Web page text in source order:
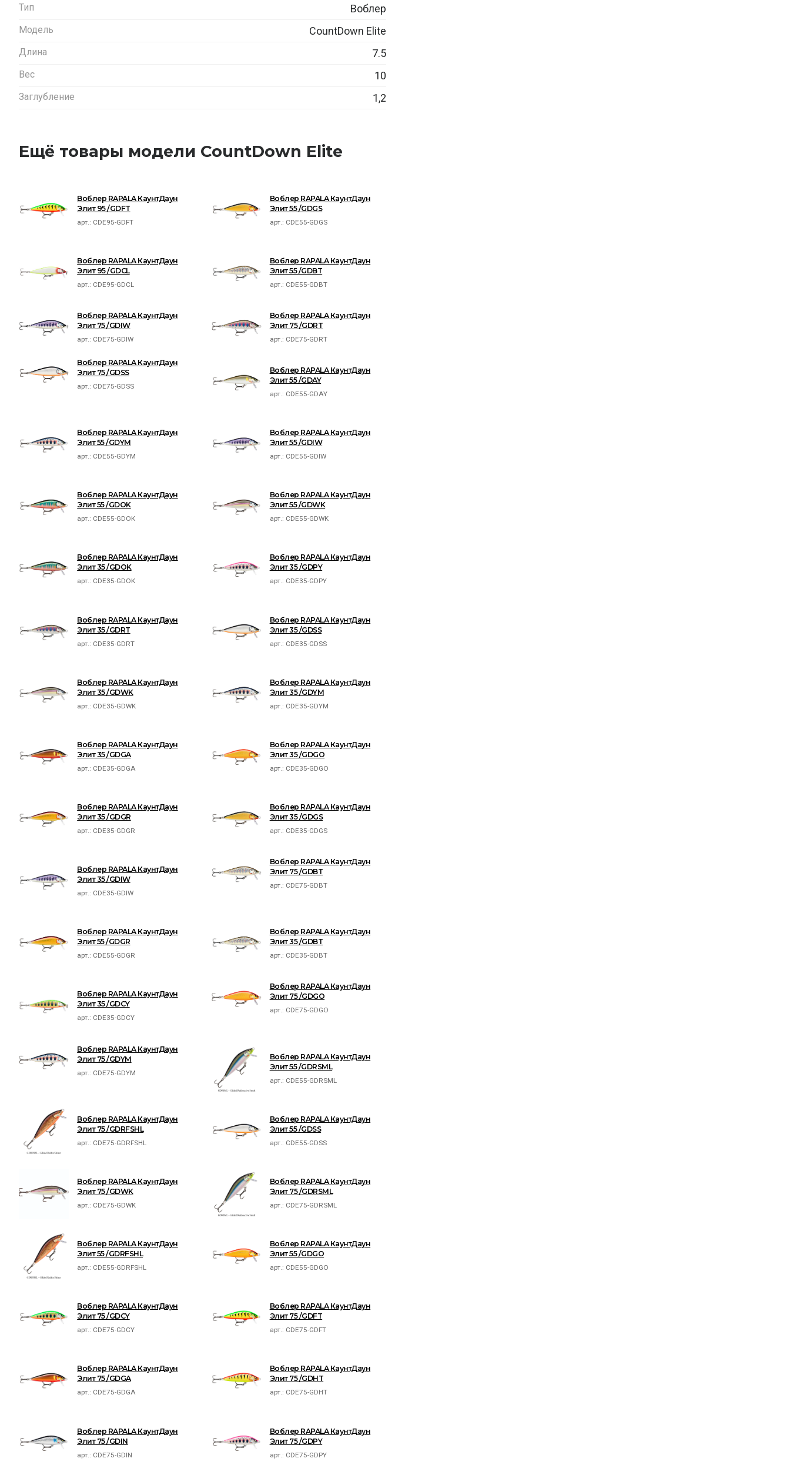
Тип Воблер
Модель CountDown Elite
Длина 7.5
Вес 10
Заглубление 1,2
Ещё товары модели CountDown Elite
Воблер RAPALA КаунтДаун
Элит 95 /GDFT
арт.: CDE95-GDFT
Воблер RAPALA КаунтДаун
Элит 55 /GDGS
арт.: CDE55-GDGS
Воблер RAPALA КаунтДаун
Элит 95 /GDCL
арт.: CDE95-GDCL
Воблер RAPALA КаунтДаун
Элит 55 /GDBT
арт.: CDE55-GDBT
Воблер RAPALA КаунтДаун
Элит 75 /GDIW
арт.: CDE75-GDIW
Воблер RAPALA КаунтДаун
Элит 75 /GDRT
арт.: CDE75-GDRT
Воблер RAPALA КаунтДаун
Элит 75 /GDSS
арт.: CDE75-GDSS
Воблер RAPALA КаунтДаун
Элит 55 /GDAY
арт.: CDE55-GDAY
Воблер RAPALA КаунтДаун
Элит 55 /GDYM
арт.: CDE55-GDYM
Воблер RAPALA КаунтДаун
Элит 55 /GDIW
арт.: CDE55-GDIW
Воблер RAPALA КаунтДаун
Элит 55 /GDOK
арт.: CDE55-GDOK
Воблер RAPALA КаунтДаун
Элит 55 /GDWK
арт.: CDE55-GDWK
Воблер RAPALA КаунтДаун
Элит 35 /GDOK
арт.: CDE35-GDOK
Воблер RAPALA КаунтДаун
Элит 35 /GDPY
арт.: CDE35-GDPY
Воблер RAPALA КаунтДаун
Элит 35 /GDRT
арт.: CDE35-GDRT
Воблер RAPALA КаунтДаун
Элит 35 /GDSS
арт.: CDE35-GDSS
Воблер RAPALA КаунтДаун
Элит 35 /GDWK
арт.: CDE35-GDWK
Воблер RAPALA КаунтДаун
Элит 35 /GDYM
арт.: CDE35-GDYM
Воблер RAPALA КаунтДаун
Элит 35 /GDGA
арт.: CDE35-GDGA
Воблер RAPALA КаунтДаун
Элит 35 /GDGO
арт.: CDE35-GDGO
Воблер RAPALA КаунтДаун
Элит 35 /GDGR
арт.: CDE35-GDGR
Воблер RAPALA КаунтДаун
Элит 35 /GDGS
арт.: CDE35-GDGS
Воблер RAPALA КаунтДаун
Элит 35 /GDIW
арт.: CDE35-GDIW
Воблер RAPALA КаунтДаун
Элит 75 /GDBT
арт.: CDE75-GDBT
Воблер RAPALA КаунтДаун
Элит 55 /GDGR
арт.: CDE55-GDGR
Воблер RAPALA КаунтДаун
Элит 35 /GDBT
арт.: CDE35-GDBT
Воблер RAPALA КаунтДаун
Элит 35 /GDCY
арт.: CDE35-GDCY
Воблер RAPALA КаунтДаун
Элит 75 /GDGO
арт.: CDE75-GDGO
Воблер RAPALA КаунтДаун
Элит 75 /GDYM
арт.: CDE75-GDYM
Воблер RAPALA КаунтДаун
Элит 55 /GDRSML
арт.: CDE55-GDRSML
Воблер RAPALA КаунтДаун
Элит 75 /GDRFSHL
арт.: CDE75-GDRFSHL
Воблер RAPALA КаунтДаун
Элит 55 /GDSS
арт.: CDE55-GDSS
Воблер RAPALA КаунтДаун
Элит 75 /GDWK
арт.: CDE75-GDWK
Воблер RAPALA КаунтДаун
Элит 75 /GDRSML
арт.: CDE75-GDRSML
Воблер RAPALA КаунтДаун
Элит 55 /GDRFSHL
арт.: CDE55-GDRFSHL
Воблер RAPALA КаунтДаун
Элит 55 /GDGO
арт.: CDE55-GDGO
Воблер RAPALA КаунтДаун
Элит 75 /GDCY
арт.: CDE75-GDCY
Воблер RAPALA КаунтДаун
Элит 75 /GDFT
арт.: CDE75-GDFT
Воблер RAPALA КаунтДаун
Элит 75 /GDGA
арт.: CDE75-GDGA
Воблер RAPALA КаунтДаун
Элит 75 /GDHT
арт.: CDE75-GDHT
Воблер RAPALA КаунтДаун
Элит 75 /GDIN
арт.: CDE75-GDIN
Воблер RAPALA КаунтДаун
Элит 75 /GDPY
арт.: CDE75-GDPY